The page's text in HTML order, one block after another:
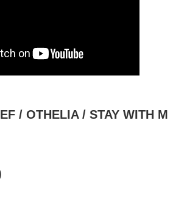
/ OTHELIA / STAY WITH M